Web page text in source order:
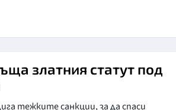
златния статут под
тежките санкции, за да спаси